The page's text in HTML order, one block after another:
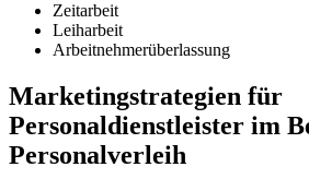
Zeitarbeit
Leiharbeit
Arbeitnehmerüberlassung
Marketingstrategien für
Personaldienstleister im
Personalverleih